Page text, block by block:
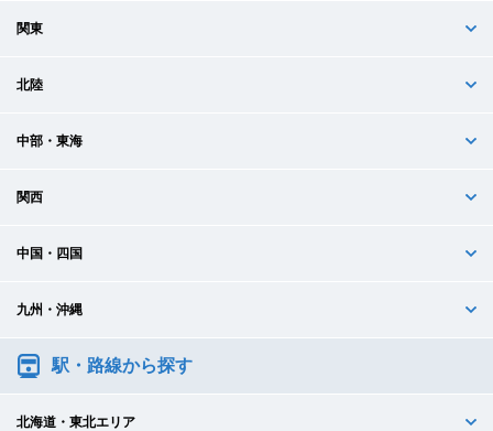
関東
北陸
中部・東海
関西
中国・四国
九州・沖縄
駅・路線から探す
北海道・東北エリア